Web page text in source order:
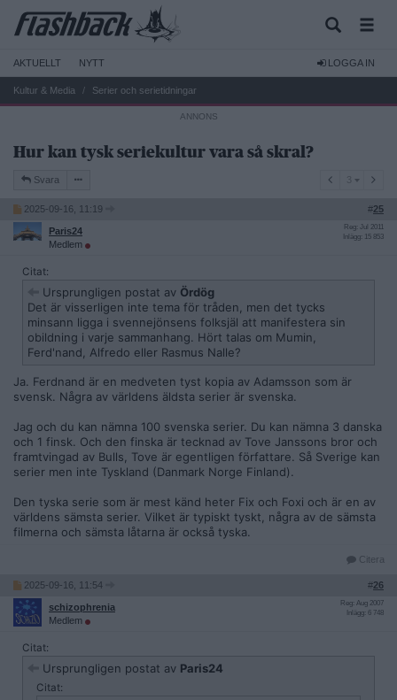
AKTUELLT NYTT LOGGA IN
Kultur & Media Serier och serietidningar
Hur kan tysk seriekultur vara så skral?
Svara 3
2025-09-16, 11:19 #25
Paris24
Medlem
Reg: Jul 2011
Inlägg: 15 853
Citat:
Ursprungligen postat av Ördög
Det är visserligen inte tema för tråden, men det tycks
minsann ligga i svennejönsens folksjäl att manifestera sin
obildning i varje sammanhang. Hört talas om Mumin,
Ferd'nand, Alfredo eller Rasmus Nalle?
Ja. Ferdnand är en medveten tyst kopia av Adamsson som är
svensk. Några av världens äldsta serier är svenska.
Jag och du kan nämna 100 svenska serier. Du kan nämna 3 danska
och 1 finsk. Och den finska är tecknad av Tove Janssons bror och
framtvingad av Bulls, Tove är egentligen författare. Så Sverige kan
serier men inte Tyskland (Danmark Norge Finland).
Den tyska serie som är mest känd heter Fix och Foxi och är en av
världens sämsta serier. Vilket är typiskt tyskt, några av de sämsta
filmerna och sämsta låtarna är också tyska.
Citera
2025-09-16, 11:54 #26
schizophrenia
Medlem
Reg: Aug 2007
Inlägg: 6 748
Citat:
Ursprungligen postat av Paris24
Citat: